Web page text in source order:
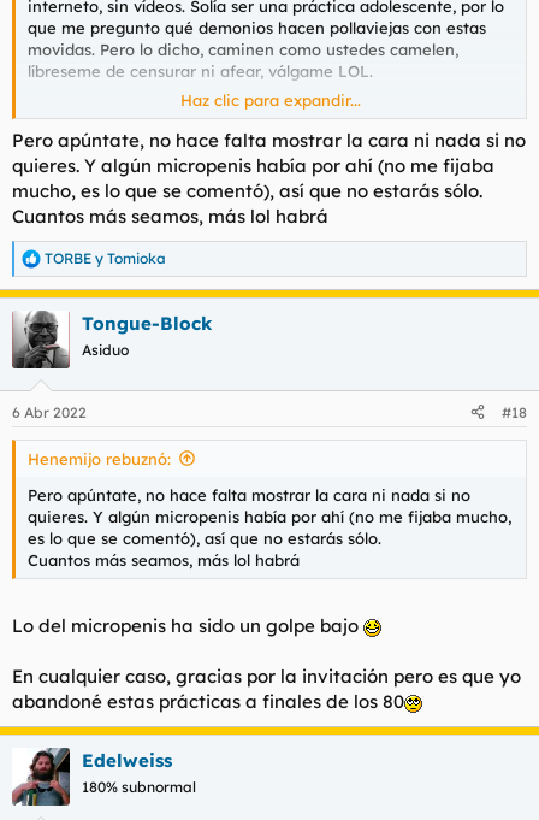
interneto, sin vídeos. Solía ser una práctica adolescente, por lo
que me pregunto qué demonios hacen pollaviejas con estas
movidas. Pero lo dicho, caminen como ustedes camelen,
líbreseme de censurar ni afear, válgame LOL.
A modo de sugerencia ¿por qué no se plantean reeditar el
simpático juego de la galleta/tostada? Eso yes, por
limitaciones obvias el perdedor debería comerse la suya. No,
no me voy a apuntar, es una sugerencia no vinculante.
Haz clic para expandir...
Pero apúntate, no hace falta mostrar la cara ni nada si no
quieres. Y algún micropenis había por ahí (no me fijaba
mucho, es lo que se comentó), así que no estarás sólo.
Cuantos más seamos, más lol habrá
R
e
a
c
c
i
e
s
TORBE y Tomioka
Tongue-Block
Asiduo
6 Abr 2022 #18
Henemijo rebuznó:
Pero apúntate, no hace falta mostrar la cara ni nada si no
quieres. Y algún micropenis había por ahí (no me fijaba mucho,
es lo que se comentó), así que no estarás sólo.
Cuantos más seamos, más lol habrá
Lo del micropenis ha sido un golpe bajo
En cualquier caso, gracias por la invitación pero es que yo
abandoné estas prácticas a finales de los 80
Edelweiss
180% subnormal